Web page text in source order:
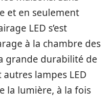
et en seulement
LED s’est
à la chambre des
grande durabilité de
lampes LED
la lumière, à la fois